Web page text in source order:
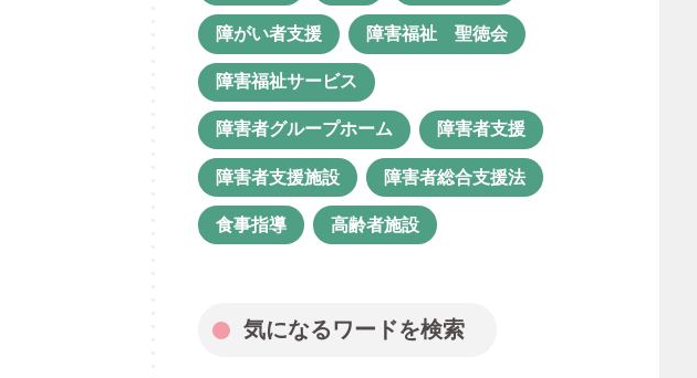
相談支援員 相談支援専門員
相談支援業務
社会福祉士 社会貢献活動
福利厚生 福祉の仕事
福祉業界 管理栄養士
経験者転職 聖徳会
障がい者支援 障害福祉 聖徳会
障害福祉サービス
障害者グループホーム 障害者支援
障害者支援施設 障害者総合支援法
食事指導 高齢者施設
気になるワードを検索